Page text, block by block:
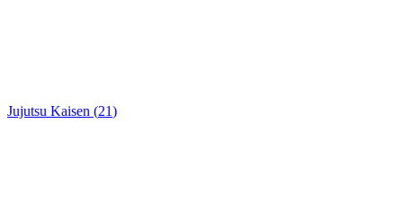
Jujutsu Kaisen (21)